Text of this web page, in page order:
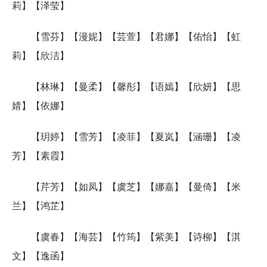
莉】【泽莹】
【雪芬】【漫妮】【芸萱】【君娜】【佑怡】【虹
莉】【欣洁】
【林琳】【曼柔】【馨彤】【语嫣】【欣妍】【思
婧】【依娜】
【玥婷】【雪芳】【凌菲】【夏岚】【涵珊】【凌
芳】【素霞】
【芹芳】【如凤】【虞芝】【娜嘉】【曼倚】【米
兰】【鸿芷】
【虞春】【海芸】【竹筠】【紫美】【诗柳】【淇
文】【逸函】